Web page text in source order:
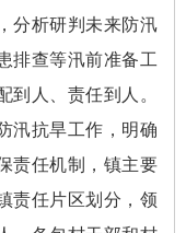
分析研判未来防汛
排查等汛前准备工
到人、责任到人。
汛抗旱工作，明确
责任机制，镇主要
责任片区划分，领